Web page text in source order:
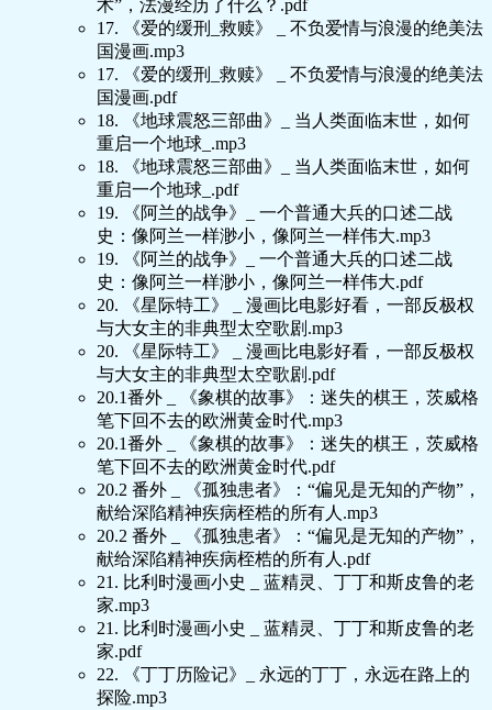
术”，法漫经历了什么？.pdf
17. 《爱的缓刑_救赎》 _ 不负爱情与浪漫的绝美法
国漫画.mp3
17. 《爱的缓刑_救赎》 _ 不负爱情与浪漫的绝美法
国漫画.pdf
18. 《地球震怒三部曲》_ 当人类面临末世，如何
重启一个地球_.mp3
18. 《地球震怒三部曲》_ 当人类面临末世，如何
重启一个地球_.pdf
19. 《阿兰的战争》_ 一个普通大兵的口述二战
史：像阿兰一样渺小，像阿兰一样伟大.mp3
19. 《阿兰的战争》_ 一个普通大兵的口述二战
史：像阿兰一样渺小，像阿兰一样伟大.pdf
20. 《星际特工》 _ 漫画比电影好看，一部反极权
与大女主的非典型太空歌剧.mp3
20. 《星际特工》 _ 漫画比电影好看，一部反极权
与大女主的非典型太空歌剧.pdf
20.1番外 _ 《象棋的故事》：迷失的棋王，茨威格
笔下回不去的欧洲黄金时代.mp3
20.1番外 _ 《象棋的故事》：迷失的棋王，茨威格
笔下回不去的欧洲黄金时代.pdf
20.2 番外 _ 《孤独患者》：“偏见是无知的产物”，
献给深陷精神疾病桎梏的所有人.mp3
20.2 番外 _ 《孤独患者》：“偏见是无知的产物”，
献给深陷精神疾病桎梏的所有人.pdf
21. 比利时漫画小史 _ 蓝精灵、丁丁和斯皮鲁的老
家.mp3
21. 比利时漫画小史 _ 蓝精灵、丁丁和斯皮鲁的老
家.pdf
22. 《丁丁历险记》_ 永远的丁丁，永远在路上的
探险.mp3